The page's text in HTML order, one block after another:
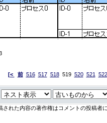
[<
前 516 517 518519 520 521 522
された内容の著作権はコメントの投稿者